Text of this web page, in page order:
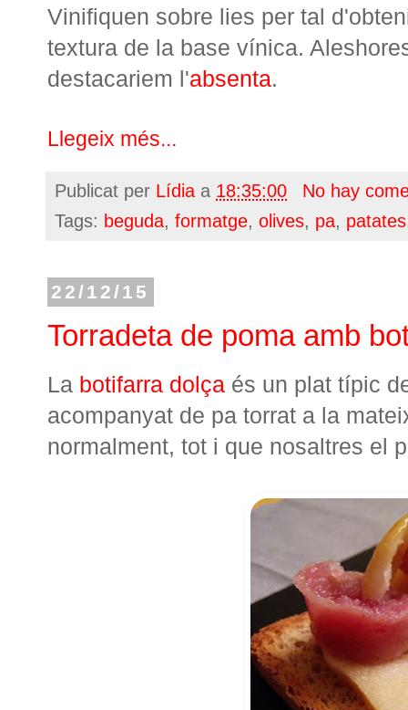
Vinifiquen sobre lies per tal
textura de la base vínica.
destacariem l'absenta.
Llegeix més...
Publicat per Lídia a 18:35:00
No hay
Tags: beguda, formatge, olives, pa, patates
22/12/15
Torradeta de poma amb
La botifarra dolça és un plat típic
acompanyat de pa torrat a la
normalment, tot i que nosaltres el